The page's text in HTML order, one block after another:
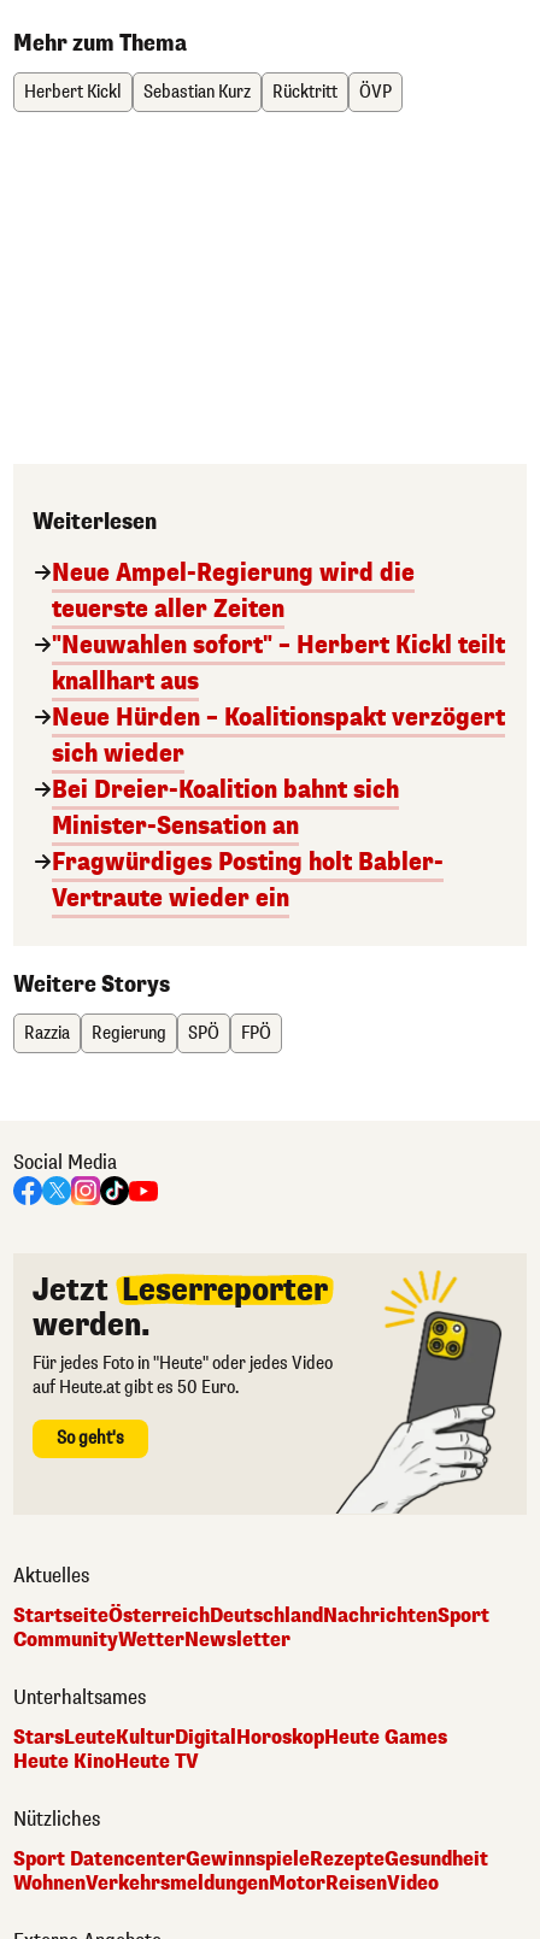
Mehr zum Thema
Herbert Kickl Sebastian Kurz Rücktritt ÖVP
Weiterlesen
Neue Ampel-Regierung wird die
teuerste aller Zeiten
"Neuwahlen sofort" – Herbert Kickl teilt
knallhart aus
Neue Hürden – Koalitionspakt verzögert
sich wieder
Bei Dreier-Koalition bahnt sich
Minister-Sensation an
Fragwürdiges Posting holt Babler-
Vertraute wieder ein
Weitere Storys
Razzia Regierung SPÖ FPÖ
Social Media
Jetzt Leserreporter
werden.
Für jedes Foto in "Heute" oder jedes Video
auf Heute.at gibt es 50 Euro.
So geht's
Aktuelles
StartseiteÖsterreichDeutschlandNachrichtenSport
CommunityWetterNewsletter
Unterhaltsames
StarsLeuteKulturDigitalHoroskopHeute Games
Heute KinoHeute TV
Nützliches
Sport DatencenterGewinnspieleRezepteGesundheit
WohnenVerkehrsmeldungenMotorReisenVideo